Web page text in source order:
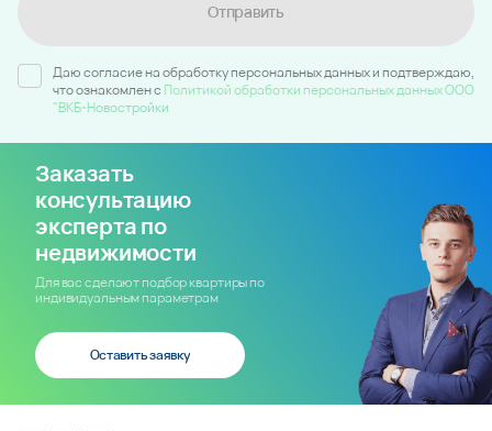
Отправить
Даю согласие на обработку персональных данных и подтверждаю,
что ознакомлен c Политикой обработки персональных данных ООО
"ВКБ-Новостройки
Заказать
консультацию
эксперта по
недвижимости
Для вас сделают подбор квартиры по
индивидуальным параметрам
Оставить заявку